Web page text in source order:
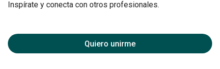
Inspírate y conecta con otros profesionales.
Quiero unirme